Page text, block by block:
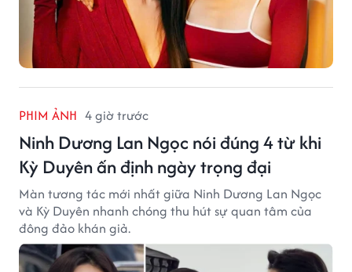
PHIM ẢNH 4 giờ trước
Ninh Dương Lan Ngọc nói đúng 4 từ khi
Kỳ Duyên ấn định ngày trọng đại
Màn tương tác mới nhất giữa Ninh Dương Lan Ngọc
và Kỳ Duyên nhanh chóng thu hút sự quan tâm của
đông đảo khán giả.